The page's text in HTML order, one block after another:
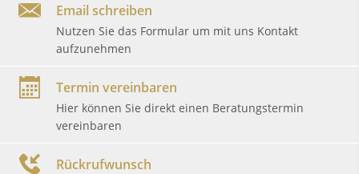
Email schreiben
Nutzen Sie das Formular um mit uns Kontakt
aufzunehmen
Termin vereinbaren
Hier können Sie direkt einen Beratungstermin
vereinbaren
Rückrufwunsch